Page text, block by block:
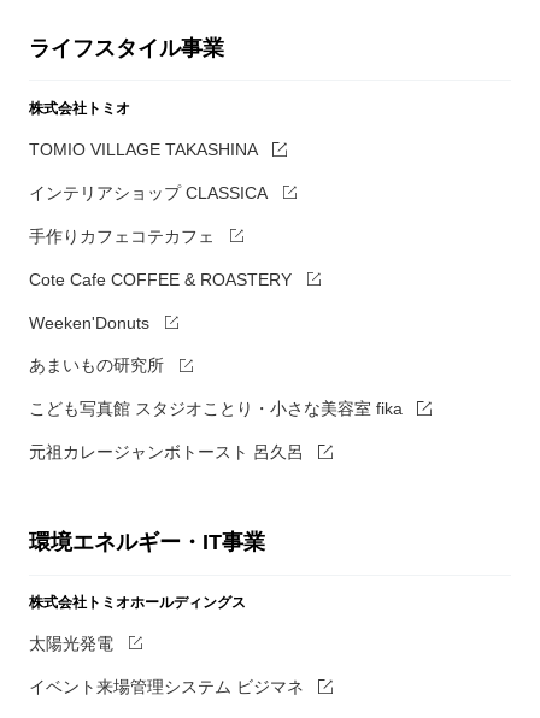
ライフスタイル事業
株式会社トミオ
TOMIO VILLAGE TAKASHINA
インテリアショップ CLASSICA
手作りカフェコテカフェ
Cote Cafe COFFEE & ROASTERY
Weeken'Donuts
あまいもの研究所
こども写真館 スタジオことり・小さな美容室 fika
元祖カレージャンボトースト 呂久呂
環境エネルギー・IT事業
株式会社トミオホールディングス
太陽光発電
イベント来場管理システム ビジマネ